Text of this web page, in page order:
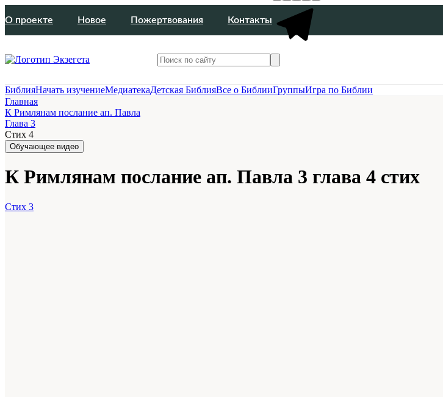
О проекте Новое Пожертвования Контакты
БиблияНачать изучениеМедиатекаДетская БиблияВсе о БиблииГруппыИгра по Библии
Главная
К Римлянам послание ап. Павла
Глава 3
Стих 4
Обучающее видео
К Римлянам послание ап. Павла 3 глава 4 стих
Стих 3